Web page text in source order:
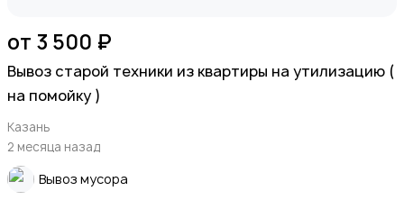
от 3 500 ₽
Вывоз старой техники из квартиры на утилизацию (
на помойку )
Казань
2 месяца назад
Вывоз мусора